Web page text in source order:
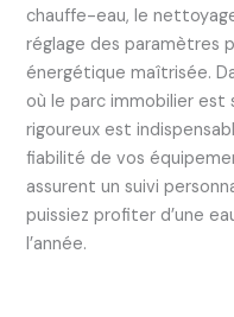
chauffe-eau, le
réglage des paramètres
énergétique maîtrisée.
où le parc immobilier
rigoureux est
fiabilité de vos
assurent un suivi
puissiez profiter d’une
l’année.